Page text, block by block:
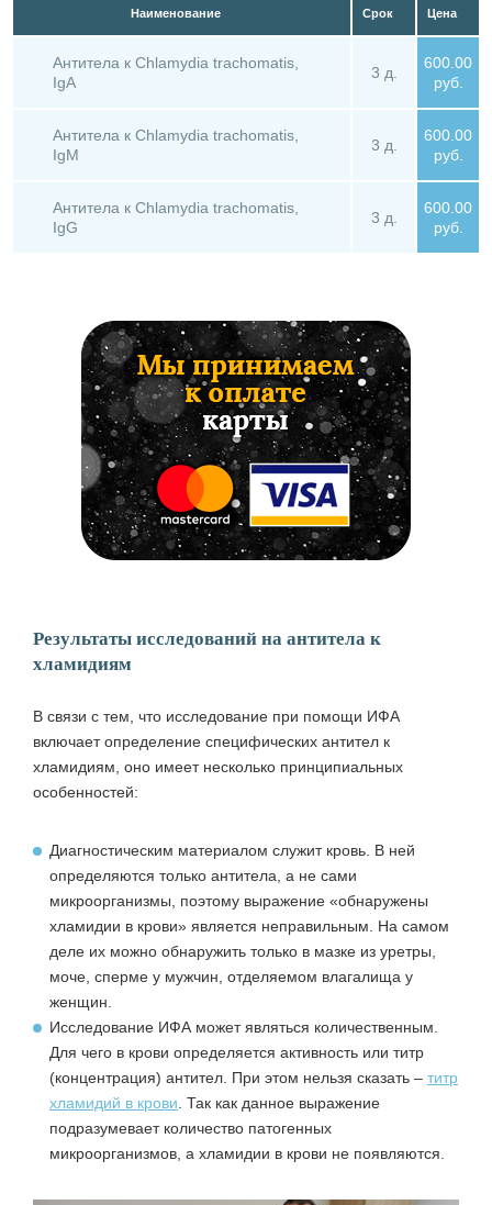
Наименование Срок Цена
Антитела к Chlamydia trachomatis,
IgA
3 д.
600.00
руб.
Антитела к Chlamydia trachomatis,
IgM
3 д.
600.00
руб.
Антитела к Chlamydia trachomatis,
IgG
3 д.
600.00
руб.
Результаты исследований на антитела к
хламидиям
В связи с тем, что исследование при помощи ИФА
включает определение специфических антител к
хламидиям, оно имеет несколько принципиальных
особенностей:
Диагностическим материалом служит кровь. В ней
определяются только антитела, а не сами
микроорганизмы, поэтому выражение «обнаружены
хламидии в крови» является неправильным. На самом
деле их можно обнаружить только в мазке из уретры,
моче, сперме у мужчин, отделяемом влагалища у
женщин.
Исследование ИФА может являться количественным.
Для чего в крови определяется активность или титр
(концентрация) антител. При этом нельзя сказать – титр
хламидий в крови. Так как данное выражение
подразумевает количество патогенных
микроорганизмов, а хламидии в крови не появляются.